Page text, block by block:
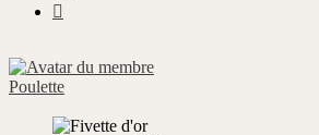
Poulette